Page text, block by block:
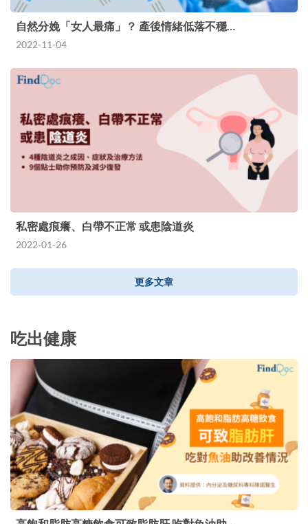
自然分娩「女人最痛」？ 產後情緒低落不穩…
2022-11-04
私密處痕癢、白帶不正常 或患陰道炎
2022-01-26
更多文章
吃出健康